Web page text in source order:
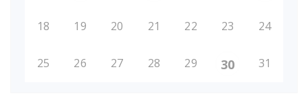
18 19 20 21 22 23 24
25 26 27 28 29 30 31